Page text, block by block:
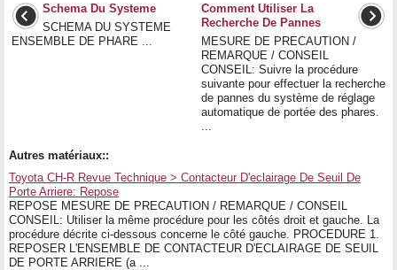
Schema Du Systeme
SCHEMA DU SYSTEME
ENSEMBLE DE PHARE ...
Comment Utiliser La
Recherche De Pannes
MESURE DE PRECAUTION /
REMARQUE / CONSEIL
CONSEIL: Suivre la procédure
suivante pour effectuer la recherche
de pannes du système de réglage
automatique de portée des phares.
Autres matériaux::
Toyota CH-R Revue Technique > Contacteur D'eclairage De Seuil De
Porte Arriere: Repose
REPOSE MESURE DE PRECAUTION / REMARQUE / CONSEIL
CONSEIL: Utiliser la même procédure pour les côtés droit et gauche. La
procédure décrite ci-dessous concerne le côté gauche. PROCEDURE 1.
REPOSER L'ENSEMBLE DE CONTACTEUR D'ECLAIRAGE DE SEUIL
DE PORTE ARRIERE (a ...